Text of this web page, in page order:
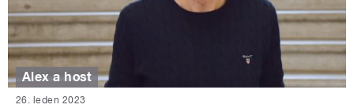
Alex a host
26. leden 2023